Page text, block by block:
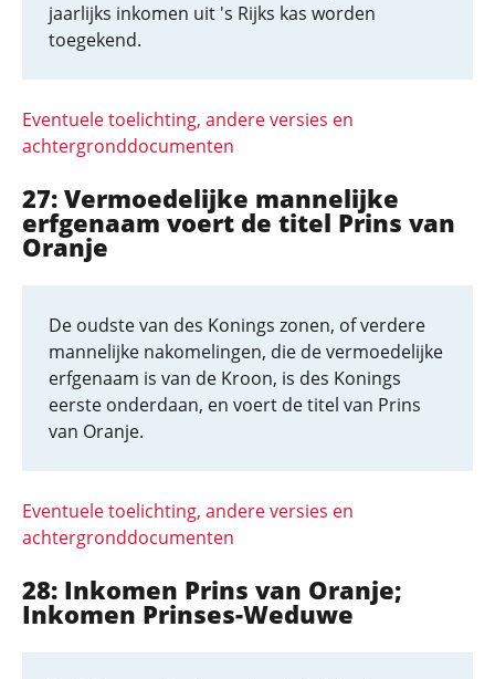
jaarlijks inkomen uit 's Rijks kas worden
toegekend.
Eventuele toelichting, andere versies en
achtergronddocumenten
27: Vermoedelijke mannelijke
erfgenaam voert de titel Prins van
Oranje
De oudste van des Konings zonen, of verdere
mannelijke nakomelingen, die de vermoedelijke
erfgenaam is van de Kroon, is des Konings
eerste onderdaan, en voert de titel van Prins
van Oranje.
Eventuele toelichting, andere versies en
achtergronddocumenten
28: Inkomen Prins van Oranje;
Inkomen Prinses-Weduwe